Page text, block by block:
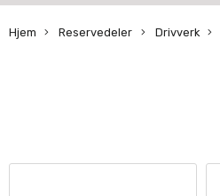
Hjem Reservedeler Drivverk